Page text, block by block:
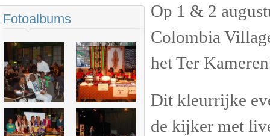
Op 1 & 2
Colombia
het Ter
Dit kleurrijke
de kijker met
Fotoalbums